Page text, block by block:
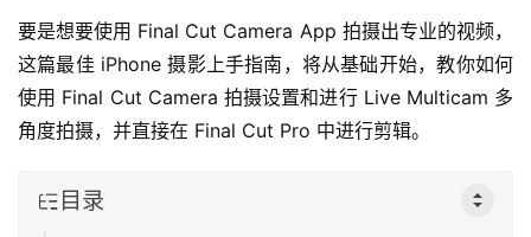
要是想要使用 Final Cut Camera App 拍摄出专业的视频，
这篇最佳 iPhone 摄影上手指南，将从基础开始，教你如何
使用 Final Cut Camera 拍摄设置和进行 Live Multicam 多
角度拍摄，并直接在 Final Cut Pro 中进行剪辑。
目录